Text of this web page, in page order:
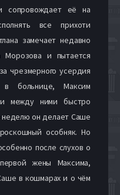
сопровождает её на
все прихоти
замечает недавно
Морозова и пытается
чрезмерного усердия
больнице, Максим
и между ними быстро
неделю он делает Саше
особняк. Но
после слухов о
жены Максима,
в кошмарах и о чём